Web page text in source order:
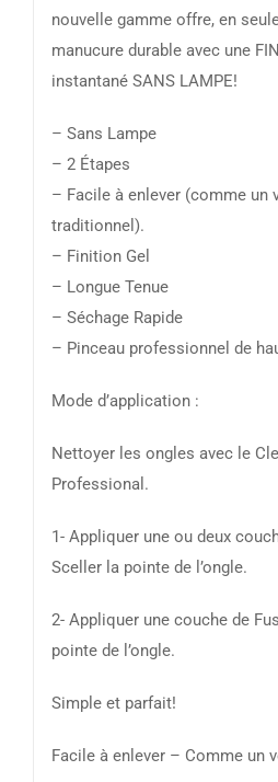
nouvelle gamme offre, en
manucure durable avec une
instantané SANS LAMPE!
– Sans Lampe
– 2 Étapes
– Facile à enlever (comme un
traditionnel).
– Finition Gel
– Longue Tenue
– Séchage Rapide
– Pinceau professionnel de
Mode d’application :
Nettoyer les ongles avec le
Professional.
1- Appliquer une ou deux
Sceller la pointe de l’ongle.
2- Appliquer une couche de
pointe de l’ongle.
Simple et parfait!
Facile à enlever – Comme un